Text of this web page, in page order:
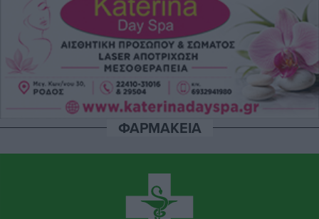
επιτελείο
Αθλητικά πριν 7 ώρες
Γ.Σ. Διαγόρας: Το οργανόγραμμα των Ακαδημιών
Αθλητικά • πριν 7 ώρες
ΦΑΡΜΑΚΕΙΑ